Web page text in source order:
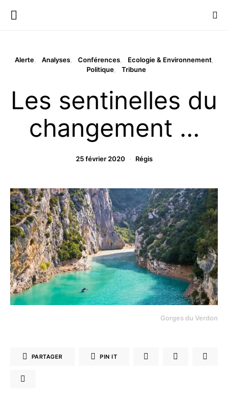
Alerte Analyses Conférences
Ecologie & Environnement
Politique
Tribune
Les sentinelles du
changement …
25 février 2020 Régis
Gorges du Verdon
PARTAGER PIN IT